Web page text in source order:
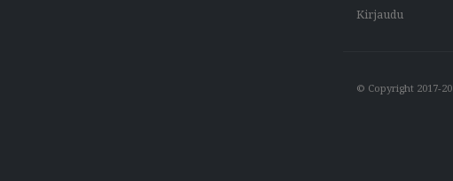
Kirjaudu
© Copyright 2017-